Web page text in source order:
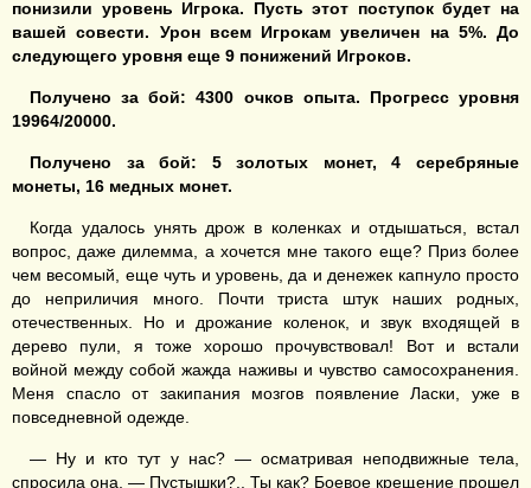
понизили уровень Игрока. Пусть этот поступок будет на
вашей совести. Урон всем Игрокам увеличен на 5%. До
следующего уровня еще 9 понижений Игроков.
Получено за бой: 4300 очков опыта. Прогресс уровня
19964/20000.
Получено за бой: 5 золотых монет, 4 серебряные
монеты, 16 медных монет.
Когда удалось унять дрож в коленках и отдышаться, встал
вопрос, даже дилемма, а хочется мне такого еще? Приз более
чем весомый, еще чуть и уровень, да и денежек капнуло просто
до неприличия много. Почти триста штук наших родных,
отечественных. Но и дрожание коленок, и звук входящей в
дерево пули, я тоже хорошо прочувствовал! Вот и встали
войной между собой жажда наживы и чувство самосохранения.
Меня спасло от закипания мозгов появление Ласки, уже в
повседневной одежде.
— Ну и кто тут у нас? — осматривая неподвижные тела,
спросила она, — Пустышки?.. Ты как? Боевое крещение прошел